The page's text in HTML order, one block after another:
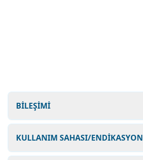
BİLEŞİMİ
KULLANIM SAHASI/